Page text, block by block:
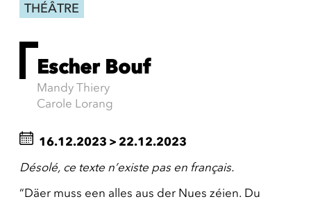
THÉÂTRE
Escher Bouf
Mandy Thiery
Carole Lorang
16.12.2023 > 22.12.2023
Désolé, ce texte n’existe pas en français.
“Däer muss een alles aus der Nues zéien. Du